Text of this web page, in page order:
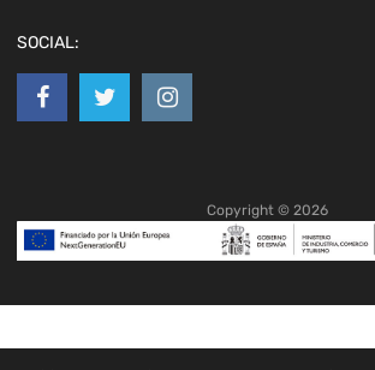
SOCIAL:
Copyright © 2026